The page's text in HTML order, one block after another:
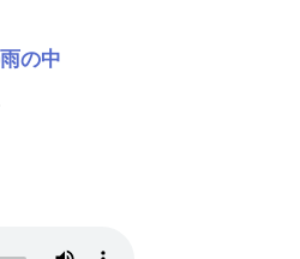
の中